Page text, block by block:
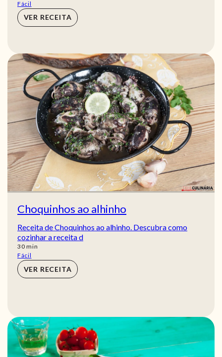
Fácil
VER RECEITA
Choquinhos ao alhinho
Receita de Choquinhos ao alhinho. Descubra como
cozinhar a receita d
30min
min
Fácil
VER RECEITA